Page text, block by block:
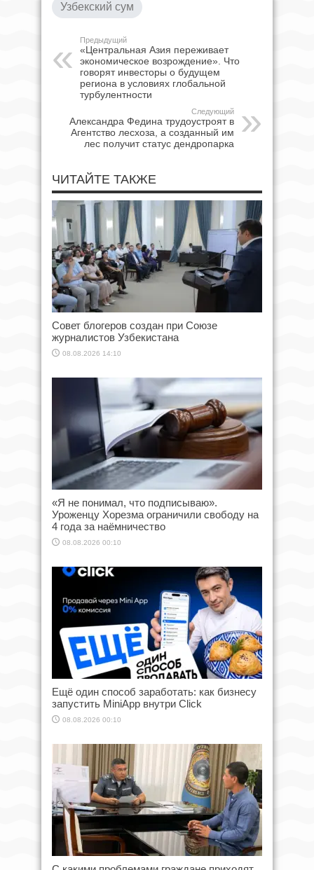
Узбекский сум
Предыдущий
«Центральная Азия переживает
экономическое возрождение». Что
говорят инвесторы о будущем
региона в условиях глобальной
турбулентности
Следующий
Александра Федина трудоустроят в
Агентство лесхоза, а созданный им
лес получит статус дендропарка
ЧИТАЙТЕ ТАКЖЕ
Совет блогеров создан при Союзе
журналистов Узбекистана
08.08.2026 14:10
«Я не понимал, что подписываю».
Уроженцу Хорезма ограничили свободу на
4 года за наёмничество
08.08.2026 00:10
Ещё один способ заработать: как бизнесу
запустить MiniApp внутри Click
08.08.2026 00:10